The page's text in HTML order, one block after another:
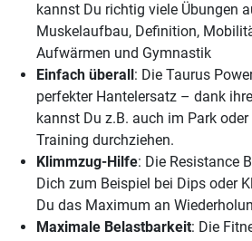
kannst Du richtig viele Übungen
Muskelaufbau, Definition,
Aufwärmen und Gymnastik
Einfach überall : Die Taurus
perfekter Hantelersatz – dank
kannst Du z.B. auch im Park
Training durchziehen.
Klimmzug-Hilfe: Die Resistance
Dich zum Beispiel bei Dips oder
Du das Maximum an
Maximale Belastbarkeit: Die